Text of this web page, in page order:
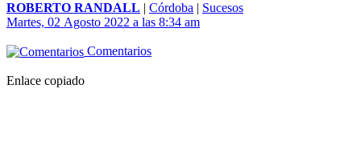
ROBERTO RANDALL | Córdoba | Sucesos
Martes, 02 Agosto 2022 a las 8:34 am
Comentarios
Enlace copiado